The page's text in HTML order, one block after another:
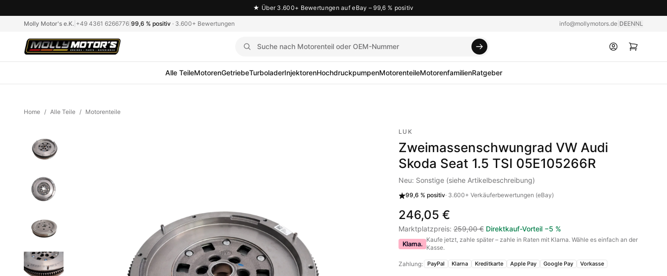
★ Über 3.600+ Bewertungen auf eBay – 99,6 % positiv
Molly Motor's e.K. +49 4361 6266776 99,6 % positiv · 3.600+ Bewertungen info@mollymotors.de DEENNL
Alle TeileMotorenGetriebeTurboladerInjektorenHochdruckpumpenMotorenteileMotorenfamilienRatgeber
Home / Alle Teile / Motorenteile
LUK
Zweimassenschwungrad VW Audi
Skoda Seat 1.5 TSI 05E105266R
Neu: Sonstige (siehe Artikelbeschreibung)
99,6 % positiv· 3.600+ Verkäuferbewertungen (eBay)
246,05 €
Marktplatzpreis: 259,00 € Direktkauf-Vorteil−5 %
Klarna. Kaufe jetzt, zahle später – zahle in Raten mit Klarna. Wähle es einfach an der
Kasse.
Zahlung: PayPal Klarna Kreditkarte Apple Pay Google Pay Vorkasse